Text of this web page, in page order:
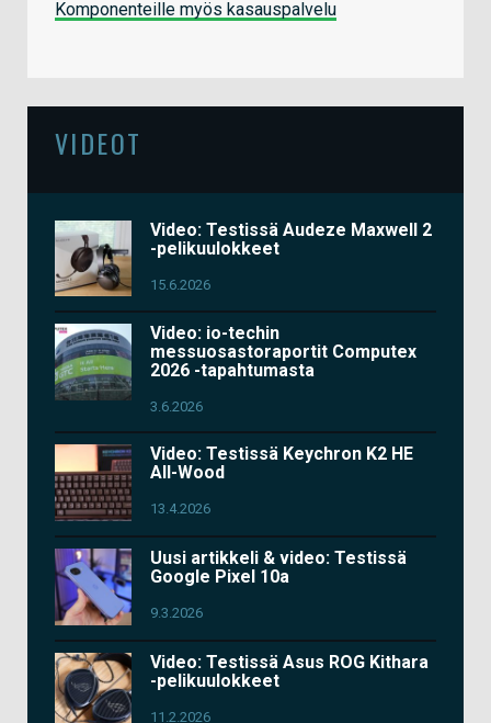
Komponenteille myös kasauspalvelu
VIDEOT
Video: Testissä Audeze Maxwell 2
-pelikuulokkeet
15.6.2026
Video: io-techin
messuosastoraportit Computex
2026 -tapahtumasta
3.6.2026
Video: Testissä Keychron K2 HE
All-Wood
13.4.2026
Uusi artikkeli & video: Testissä
Google Pixel 10a
9.3.2026
Video: Testissä Asus ROG Kithara
-pelikuulokkeet
11.2.2026